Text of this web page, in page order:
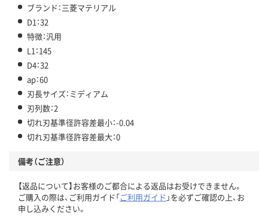
ブランド：三菱マテリアル
D1：32
特徴：汎用
L1：145
D4：32
ap：60
刃長サイズ：ミディアム
刃列数：2
切れ刃基準径許容差最小：-0.04
切れ刃基準径許容差最大：0
備考（ご注意）
【返品について】お客様のご都合による返品はお受けできません。
ご購入の際は、ご利用ガイド「ご利用ガイド 」を必ずご確認の上、お
申し込みください。